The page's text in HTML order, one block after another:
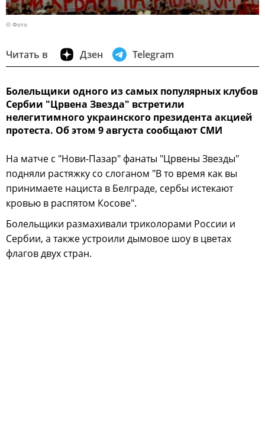
© Фото
Читать в Дзен Telegram
Болельщики одного из самых популярных клубов
Сербии "Црвена Звезда" встретили
нелегитимного украинского президента акцией
протеста. Об этом 9 августа сообщают СМИ
На матче с "Нови-Пазар" фанаты "Црвены Звезды"
подняли растяжку со слоганом "В то время как вы
принимаете нациста в Белграде, сербы истекают
кровью в распятом Косове".
Болельщики размахивали триколорами России и
Сербии, а также устроили дымовое шоу в цветах
флагов двух стран.